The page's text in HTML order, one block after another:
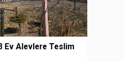
Ev Alevlere Teslim